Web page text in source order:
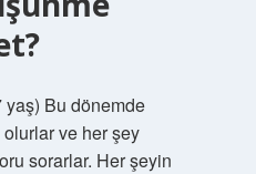
Bu dönemde
ve her şey
sorarlar. Her şeyin